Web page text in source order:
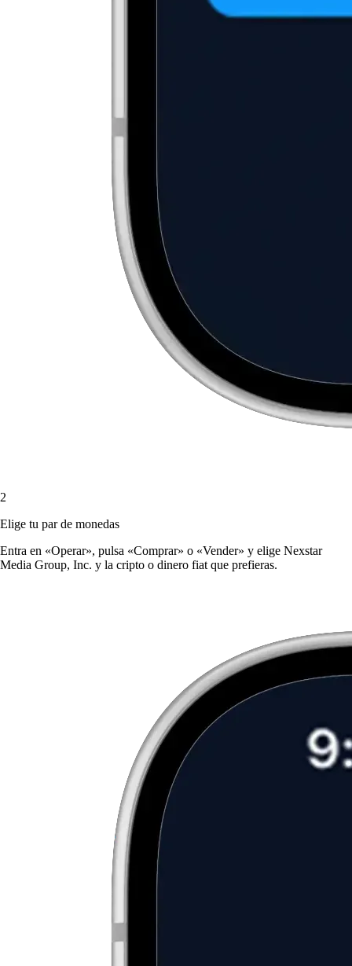
2
Elige tu par de monedas
Entra en «Operar», pulsa «Comprar» o «Vender» y elige Nexstar
Media Group, Inc. y la cripto o dinero fiat que prefieras.